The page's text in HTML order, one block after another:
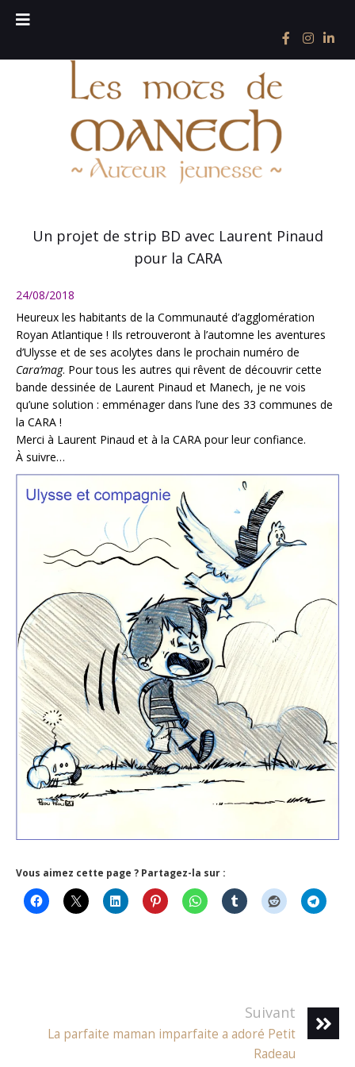
Un projet de strip BD avec Laurent Pinaud
pour la CARA
24/08/2018
Heureux les habitants de la Communauté d’agglomération
Royan Atlantique ! Ils retrouveront à l’automne les aventures
d’Ulysse et de ses acolytes dans le prochain numéro de
Cara’mag. Pour tous les autres qui rêvent de découvrir cette
bande dessinée de Laurent Pinaud et Manech, je ne vois
qu’une solution : emménager dans l’une des 33 communes de
la CARA !
Merci à Laurent Pinaud et à la CARA pour leur confiance.
À suivre…
Vous aimez cette page ? Partagez-la sur :
Suivant
La parfaite maman imparfaite a adoré Petit
Radeau